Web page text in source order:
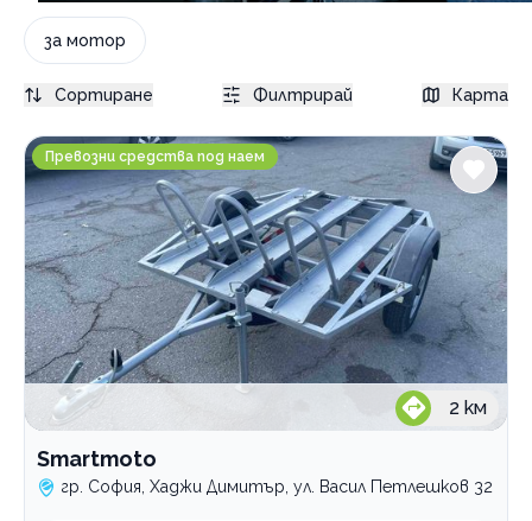
за мотор
Smartmoto
Превозни средства под наем
2 км
Smartmoto
гр. София, Хаджи Димитър, ул. Васил Петлешков 32
Сортиране Филтрирай Карта
София
Услуги
Коли под наем
резервиране
Ремарке под наем
за мотор
Категории
Професионално почистване автомобили
Автосервиз
Годишен технически преглед